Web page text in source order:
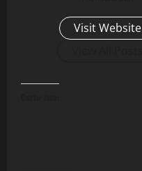
Visit Website